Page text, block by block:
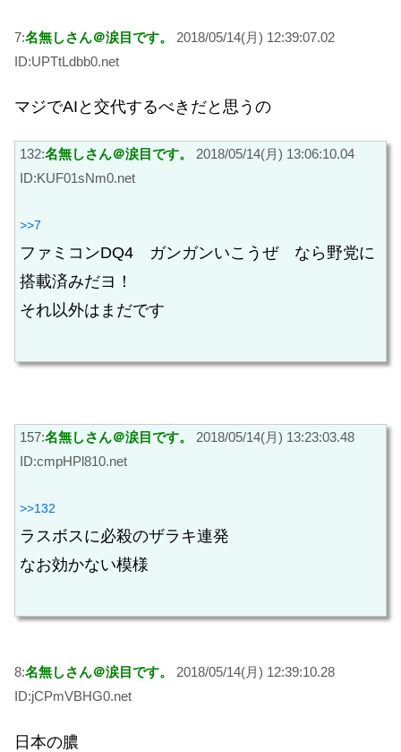
7:名無しさん＠涙目です。
2018/05/14(月) 12:39:07.02
ID:UPTtLdbb0.net
マジでAIと交代するべきだと思うの
132:名無しさん＠涙目です。
2018/05/14(月) 13:06:10.04
ID:KUF01sNm0.net
>>7
ファミコンDQ4 ガンガンいこうぜ なら野党に
搭載済みだヨ！
それ以外はまだです
157:名無しさん＠涙目です。
2018/05/14(月) 13:23:03.48
ID:cmpHPl810.net
>>132
ラスボスに必殺のザラキ連発
なお効かない模様
8:名無しさん＠涙目です。
2018/05/14(月) 12:39:10.28
ID:jCPmVBHG0.net
日本の膿